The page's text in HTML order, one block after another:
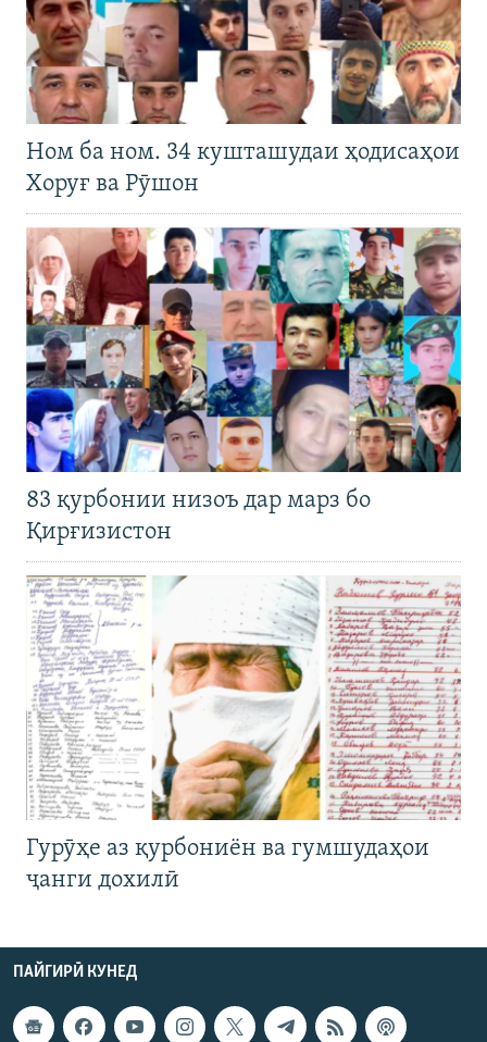
Ном ба ном. 34 кушташудаи ҳодисаҳои
Хоруғ ва Рӯшон
83 қурбонии низоъ дар марз бо
Қирғизистон
Гурӯҳе аз қурбониён ва гумшудаҳои
ҷанги дохилӣ
ПАЙГИРӢ КУНЕД